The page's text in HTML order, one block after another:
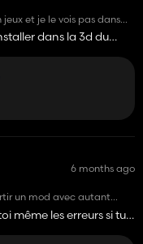
jeux et je le vois pas dans
pas
dans la 3d du
6 months ago
un mod avec autant
le mod avant de le publier ,
option que tu connais PAS
même les erreurs si tu